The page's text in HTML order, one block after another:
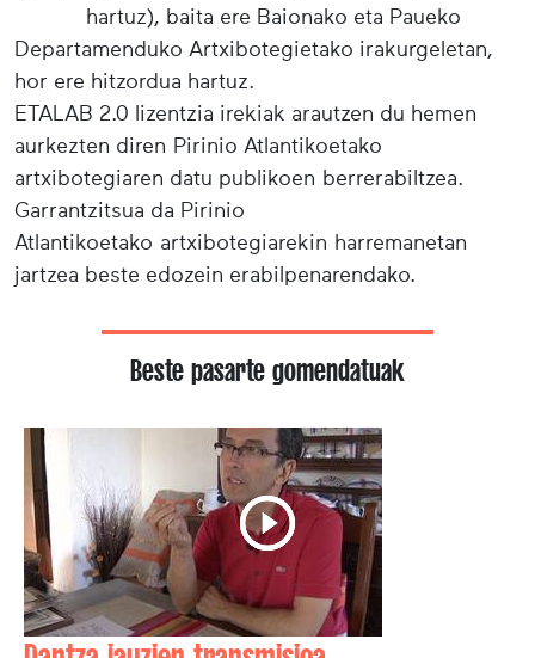
hartuz), baita ere Baionako eta Paueko
Departamenduko Artxibotegietako irakurgeletan,
hor ere hitzordua hartuz.
ETALAB 2.0 lizentzia irekiak arautzen du hemen
aurkezten diren Pirinio Atlantikoetako
artxibotegiaren datu publikoen berrerabiltzea.
Garrantzitsua da Pirinio
Atlantikoetako artxibotegiarekin harremanetan
jartzea beste edozein erabilpenarendako.
Beste pasarte gomendatuak